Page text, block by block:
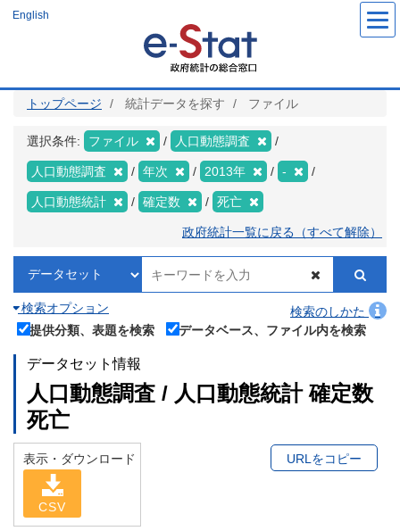
ツ
English
トップページ 統計データを探す ファイル
選択条件: ファイル 人口動態調査
人口動態調査 年次 2013年 -
人口動態統計 確定数 死亡
政府統計一覧に戻る（すべて解除）
検索オプション
検索のしかた
提供分類、表題を検索
データベース、ファイル内を検索
データセット情報
人口動態調査 / 人口動態統計 確定数
死亡
表示・ダウンロード
CSV
URLをコピー